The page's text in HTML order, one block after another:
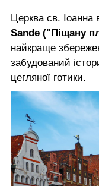
Церква св.
Sande ("Піщану
найкраще
забудований
цегляної готики.